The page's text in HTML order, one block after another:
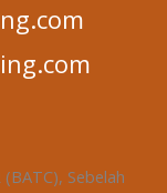
(BATC), Sebelah